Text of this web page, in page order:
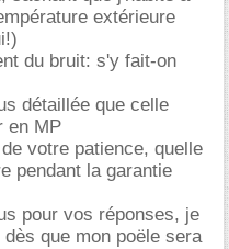
extérieure
du bruit: s'y fait-on
détaillée que celle
en MP
votre patience, quelle
pendant la garantie
pour vos réponses, je
que mon poële sera